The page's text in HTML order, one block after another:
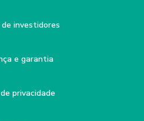
investidores
e garantia
privacidade